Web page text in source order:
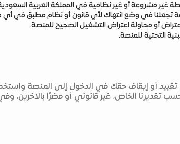
غير مشروعة أو غير نظامية في المملكة العربية
تجعلنا في وضع انتهاك لأي قانون أو نظام مطبق في أي
أو محاولة اعتراض التشغيل الصحيح للمنصة.
التحتية للمنصة.
أو تقييد أو إيقاف حقك في الدخول إلى المنصة
تقديرنا الخاص، غير قانوني أو مضرًا بالآخرين،